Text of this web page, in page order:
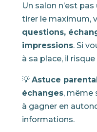
Un salon n’est
tirer le maximum,
questions,
impressions. Si
à sa place, il
💡 Astuce
échanges, même
à gagner en
informations.